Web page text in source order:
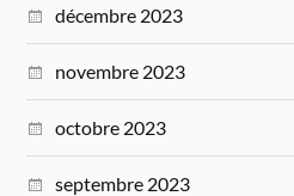
décembre 2023
novembre 2023
octobre 2023
septembre 2023